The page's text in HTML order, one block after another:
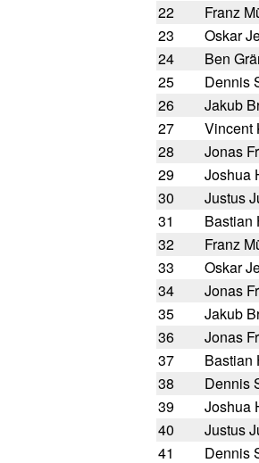
22
Franz
23
Oskar
24
Ben
25
Dennis
26
Jakub
27
Vincent
28
Jonas
29
Joshua
30
Justus
31
Bastian
32
Franz
33
Oskar
34
Jonas
35
Jakub
36
Jonas
37
Bastian
38
Dennis
39
Joshua
40
Justus
41
Dennis